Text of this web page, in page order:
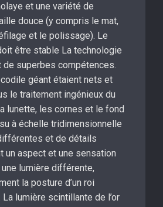
et une variété de
douce (y compris le mat,
et le polissage). Le
être stable La technologie
de superbes compétences.
géant étaient nets et
le traitement ingénieux du
lunette, les cornes et le fond
à échelle tridimensionnelle
et de détails
un aspect et une sensation
lumière différente,
la posture d’un roi
lumière scintillante de l’or